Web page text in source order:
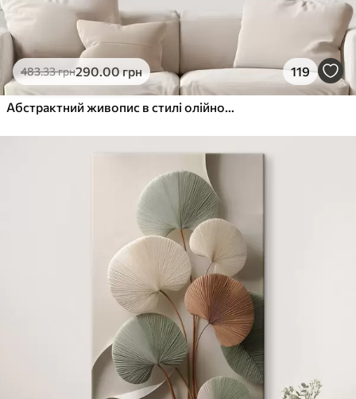
483.33грн290.00грн 119
Абстрактний живопис в стилі олійного живопису